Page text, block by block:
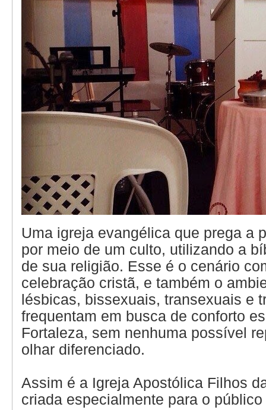
Uma igreja evangélica que prega a
por meio de um culto, utilizando a
de sua religião. Esse é o cenário
celebração cristã, e também o
lésbicas, bissexuais, transexuais e
frequentam em busca de conforto
Fortaleza, sem nenhuma possível
olhar diferenciado.
Assim é a Igreja Apostólica Filhos
criada especialmente para o